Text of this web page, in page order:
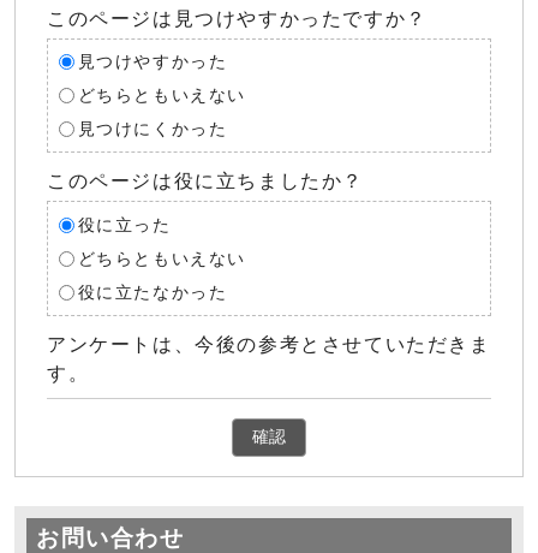
このページは見つけやすかったですか？
見つけやすかった
どちらともいえない
見つけにくかった
このページは役に立ちましたか？
役に立った
どちらともいえない
役に立たなかった
アンケートは、今後の参考とさせていただきま
す。
確認
お問い合わせ